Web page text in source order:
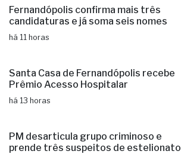
Fernandópolis confirma mais três
candidaturas e já soma seis nomes
há 11 horas
Santa Casa de Fernandópolis recebe
Prêmio Acesso Hospitalar
há 13 horas
PM desarticula grupo criminoso e
prende três suspeitos de estelionato